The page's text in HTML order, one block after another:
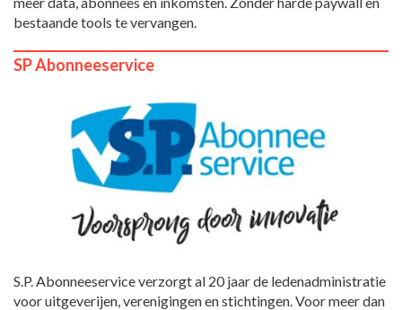
bestaande tools te vervangen.
SP Abonneeservice
S.P. Abonneeservice verzorgt al 20 jaar de ledenadministratie
voor uitgeverijen, verenigingen en stichtingen. Voor meer dan